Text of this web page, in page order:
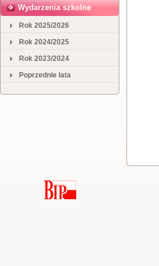
Wydarzenia szkolne
Rok 2025/2026
Rok 2024/2025
Rok 2023/2024
Poprzednie lata